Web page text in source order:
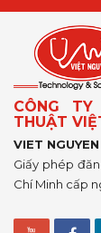
CÔNG
THUẬT
VIET
Giấy phép
Chí Minh cấp